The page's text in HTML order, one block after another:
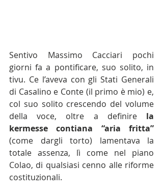
Sentivo Massimo Cacciari pochi
giorni fa a pontificare, suo solito, in
tivu. Ce l’aveva con gli Stati Generali
di Casalino e Conte (il primo è mio) e,
col suo solito crescendo del volume
della voce, oltre a definire la
kermesse contiana “aria fritta”
(come dargli torto) lamentava la
totale assenza, lì come nel piano
Colao, di qualsiasi cenno alle riforme
costituzionali.